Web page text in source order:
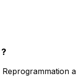
?
Reprogrammation